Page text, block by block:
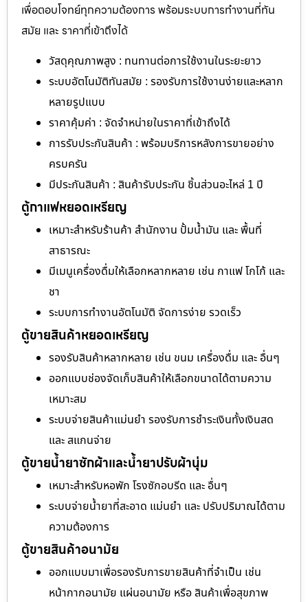
เพื่อตอบโจทย์ทุกความต้องการ พร้อมระบบการทำงานที่ทัน
สมัย และ ราคาที่เข้าถึงได้
วัสดุคุณภาพสูง : ทนทานต่อการใช้งานในระยะยาว
ระบบอัตโนมัติทันสมัย : รองรับการใช้งานง่ายและหลาก
หลายรูปแบบ
ราคาคุ้มค่า : จัดจำหน่ายในราคาที่เข้าถึงได้
การรับประกันสินค้า : พร้อมบริการหลังการขายอย่าง
ครบครัน
มีประกันสินค้า : สินค้ารับประกัน ชิ้นส่วนอะไหล่ 1 ปี
ตู้กาแฟหยอดเหรียญ
เหมาะสำหรับร้านค้า สำนักงาน ปั้มน้ำมัน และ พื้นที่
สาธารณะ
มีเมนูเครื่องดื่มให้เลือกหลากหลาย เช่น กาแฟ โกโก้ และ
ชา
ระบบการทำงานอัตโนมัติ จัดการง่าย รวดเร็ว
ตู้ขายสินค้าหยอดเหรียญ
รองรับสินค้าหลากหลาย เช่น ขนม เครื่องดื่ม และ อื่นๆ
ออกแบบช่องจัดเก็บสินค้าให้เลือกขนาดได้ตามความ
เหมาะสม
ระบบจ่ายสินค้าแม่นยำ รองรับการชำระเงินทั้งเงินสด
และ สแกนจ่าย
ตู้ขายน้ำยาซักผ้าและน้ำยาปรับผ้านุ่ม
เหมาะสำหรับหอพัก โรงซักอบรีด และ อื่นๆ
ระบบจ่ายน้ำยาที่สะอาด แม่นยำ และ ปรับปริมาณได้ตาม
ความต้องการ
ตู้ขายสินค้าอนามัย
ออกแบบมาเพื่อรองรับการขายสินค้าที่จำเป็น เช่น
หน้ากากอนามัย แผ่นอนามัย หรือ สินค้าเพื่อสุขภาพ